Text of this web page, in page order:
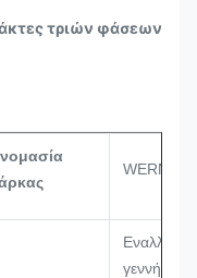
τριών φάσεων
WERNA
γεννήτης